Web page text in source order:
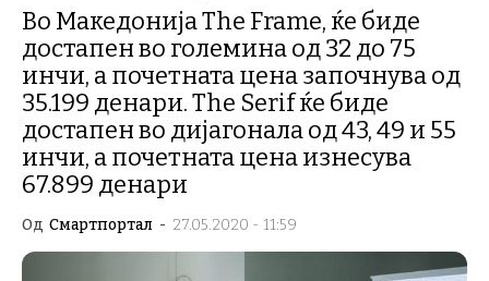
Во Македонија The Frame, ќе биде
достапен во големина од 32 до 75
инчи, а почетната цена започнува од
35.199 денари. The Serif ќе биде
достапен во дијагонала од 43, 49 и 55
инчи, а почетната цена изнесува
67.899 денари
Од Смартпортал - 27.05.2020 - 11:59